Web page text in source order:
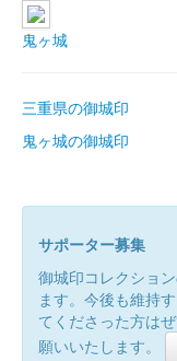
鬼ヶ城
三重県の御城印
鬼ヶ城の御城印
サポーター募集
御城印コレクショ
ます。今後も維持
てくださった方は
願いいたします。